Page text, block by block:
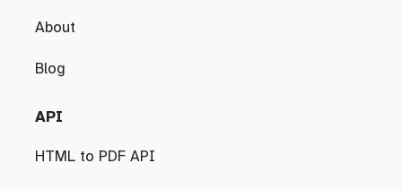
About
Blog
API
HTML to PDF API